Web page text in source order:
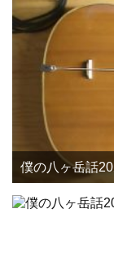
僕の八ヶ岳話